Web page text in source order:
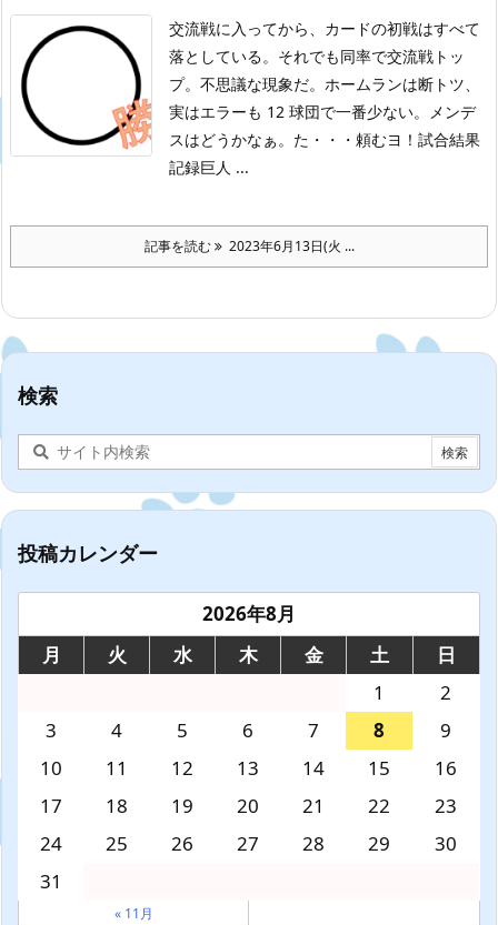
交流戦に入ってから、カードの初戦はすべて
落としている。それでも同率で交流戦トッ
プ。不思議な現象だ。ホームランは断トツ、
実はエラーも 12 球団で一番少ない。メンデ
スはどうかなぁ。た・・・頼むヨ！ 試合結果
記録巨人 ...
記事を読む 2023年6月13日(火 ...
検索
投稿カレンダー
2026年8月
月
火 水 木 金 土
日
1
2
3
4 5 6 7 8
9
10
11 12 13 14 15
16
17
18 19 20 21 22
23
24
25 26 27 28 29
30
31
« 11月